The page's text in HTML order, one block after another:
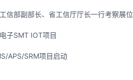
信部副部长、省工信厅厅长一行考察展位
子SMT IOT项目
APS/SRM项目启动